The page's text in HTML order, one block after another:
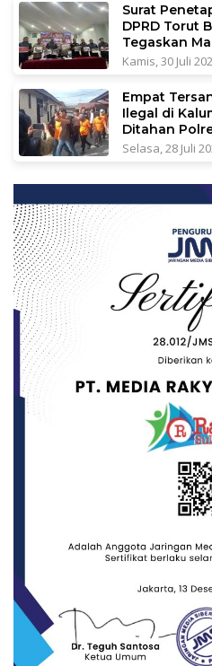
Surat
DPRD Torut
Tegaskan
Kamis, 30 Juli
Empat
Ilegal di
Ditahan
Selasa, 28 Juli